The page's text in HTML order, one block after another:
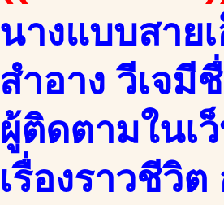
นางแบบสาย
สำอาง วีเจมี
ผู้ติดตามในเ
เรื่องราวชีวิ